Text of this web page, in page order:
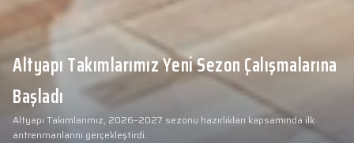
Altyapı Takımlarımız Yeni Sezon Çalışmalarına
Başladı
Altyapı Takımlarımız, 2026–2027 sezonu hazırlıkları kapsamında ilk
antrenmanlarını gerçekleştirdi.